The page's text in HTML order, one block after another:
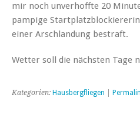
mir noch unverhoffte 20
pampige
einer Arschlandung bestraft.
Wetter soll die nächsten Tage
Kategorien: Hausbergfliegen